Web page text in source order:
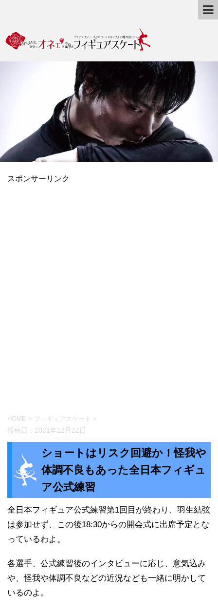
スポンサーリンク
HOME > フィギュアスケート >
投稿日： 2021年12月22日
ショートはリスク回避か！怪我や
体調不良もあった全日本フィギュ
ア公式練習
全日本フィギュア公式練習第1回目が終わり、羽生結弦
は参加せず、この後18:30からの開会式に出席予定とな
っているわよ。
各選手、公式練習後のインタビューに応じ、意気込み
や、怪我や体調不良などの近況なども一緒に明かして
いるのよ。